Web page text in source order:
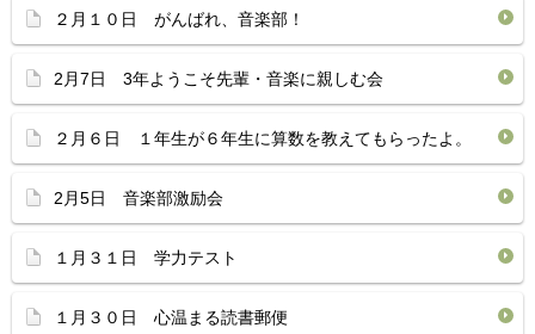
２月１０日 がんばれ、音楽部！
2月7日 3年ようこそ先輩・音楽に親しむ会
２月６日 １年生が６年生に算数を教えてもらったよ。
2月5日 音楽部激励会
１月３１日 学力テスト
１月３０日 心温まる読書郵便